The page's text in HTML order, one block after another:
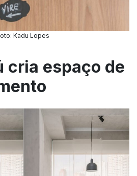
Kadu Lopes
cria espaço de